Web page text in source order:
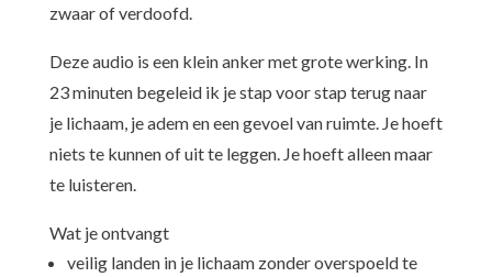
zwaar of verdoofd.
Deze audio is een klein anker met grote werking. In
23 minuten begeleid ik je stap voor stap terug naar
je lichaam, je adem en een gevoel van ruimte. Je hoeft
niets te kunnen of uit te leggen. Je hoeft alleen maar
te luisteren.
Wat je ontvangt
veilig landen in je lichaam zonder overspoeld te